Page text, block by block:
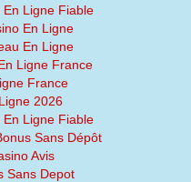
Ligne Fiable
En Ligne
En Ligne
Ligne France
France
2026
Ligne Fiable
Sans Dépôt
Avis
Sans Depot